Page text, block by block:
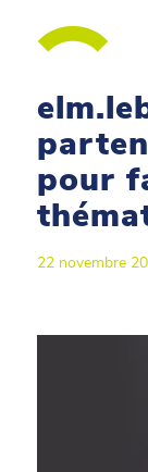
pour
22 novembre